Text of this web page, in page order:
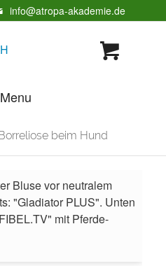
info@atropa-akademie.de
Menu
beim Hund